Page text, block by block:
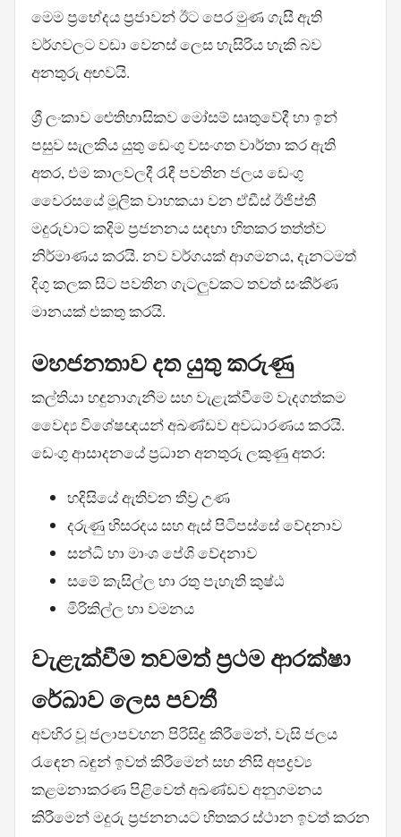
මෙම ප්‍රභේදය ප්‍රජාවන් ඊට පෙර මුණ ගැසී ඇති
වර්ගවලට වඩා වෙනස් ලෙස හැසිරිය හැකි බව
අනතුරු අඟවයි.
ශ්‍රී ලංකාව ඓතිහාසිකව මෝසම් සෘතුවේදී හා ඉන්
පසුව සැලකිය යුතු ඩෙංගු වසංගත වාර්තා කර ඇති
අතර, එම කාලවලදී රැඳී පවතින ජලය ඩෙංගු
වෛරසයේ මූලික වාහකයා වන ඒඩීස් ඊජිප්තී
මදුරුවාට කදිම ප්‍රජනනය සඳහා හිතකර තත්ත්ව
නිර්මාණය කරයි. නව වර්ගයක් ආගමනය, දැනටමත්
දිගු කලක සිට පවතින ගැටලුවකට තවත් සංකීර්ණ
මානයක් එකතු කරයි.
මහජනතාව දත යුතු කරුණු
කල්තියා හඳුනාගැනීම සහ වැළැක්වීමේ වැදගත්කම
වෛද්‍ය විශේෂඥයන් අඛණ්ඩව අවධාරණය කරයි.
ඩෙංගු ආසාදනයේ ප්‍රධාන අනතුරු ලකුණු අතර:
හදිසියේ ඇතිවන තීව්‍ර උණ
දරුණු හිසරදය සහ ඇස් පිටිපස්සේ වේදනාව
සන්ධි හා මාංශ පේශි වේදනාව
සමේ කැසිල්ල හා රතු පැහැති කුෂ්ඨ
මිරිකිල්ල හා වමනය
වැළැක්වීම තවමත් ප්‍රථම ආරක්ෂා
රේඛාව ලෙස පවතී
අවහිර වූ ජලාපවහන පිරිසිදු කිරීමෙන්, වැසි ජලය
රැඳෙන බඳුන් ඉවත් කිරීමෙන් සහ නිසි අපද්‍රව්‍ය
කළමනාකරණ පිළිවෙත් අඛණ්ඩව අනුගමනය
කිරීමෙන් මදුරු ප්‍රජනනයට හිතකර ස්ථාන ඉවත් කරන